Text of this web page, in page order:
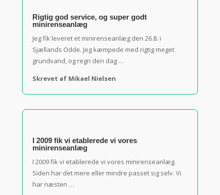
Rigtig god service, og super godt
minirenseanlæg
Jeg fik leveret et minirenseanlæg den 26.8. i
Sjællands Odde. Jeg kæmpede med rigtig meget
grundvand, og regn den dag …
Skrevet af Mikael Nielsen
I 2009 fik vi etablerede vi vores
minirenseanlæg
I 2009 fik vi etablerede vi vores minirenseanlæg.
Siden har det mere eller mindre passet sig selv. Vi
har næsten …